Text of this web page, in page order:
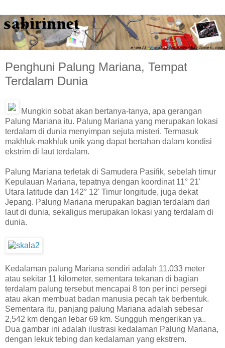
Penghuni Palung Mariana, Tempat
Terdalam Dunia
Mungkin sobat akan bertanya-tanya, apa gerangan
Palung Mariana itu. Palung Mariana yang merupakan lokasi
terdalam di dunia menyimpan sejuta misteri. Termasuk
makhluk-makhluk unik yang dapat bertahan dalam kondisi
ekstrim di laut terdalam.
Palung Mariana terletak di Samudera Pasifik, sebelah timur
Kepulauan Mariana, tepatnya dengan koordinat 11° 21'
Utara latitude dan 142° 12' Timur longitude, juga dekat
Jepang. Palung Mariana merupakan bagian terdalam dari
laut di dunia, sekaligus merupakan lokasi yang terdalam di
dunia.
Kedalaman palung Mariana sendiri adalah 11.033 meter
atau sekitar 11 kilometer, sementara tekanan di bagian
terdalam palung tersebut mencapai 8 ton per inci persegi
atau akan membuat badan manusia pecah tak berbentuk.
Sementara itu, panjang palung Mariana adalah sebesar
2,542 km dengan lebar 69 km. Sungguh mengerikan ya..
Dua gambar ini adalah ilustrasi kedalaman Palung Mariana,
dengan lekuk tebing dan kedalaman yang ekstrem.